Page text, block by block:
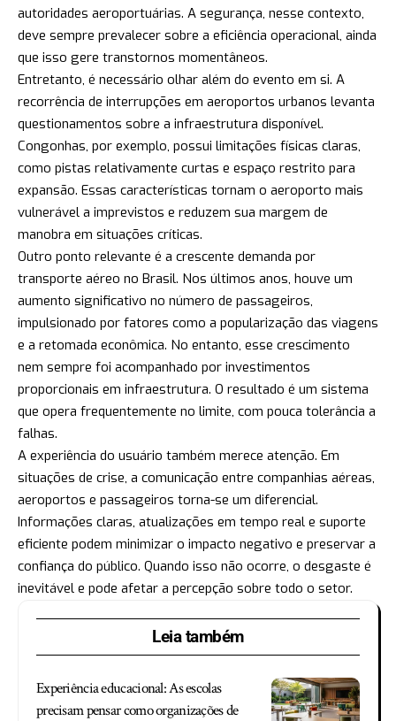
autoridades aeroportuárias. A segurança, nesse contexto,
deve sempre prevalecer sobre a eficiência operacional, ainda
que isso gere transtornos momentâneos.
Entretanto, é necessário olhar além do evento em si. A
recorrência de interrupções em aeroportos urbanos levanta
questionamentos sobre a infraestrutura disponível.
Congonhas, por exemplo, possui limitações físicas claras,
como pistas relativamente curtas e espaço restrito para
expansão. Essas características tornam o aeroporto mais
vulnerável a imprevistos e reduzem sua margem de
manobra em situações críticas.
Outro ponto relevante é a crescente demanda por
transporte aéreo no Brasil. Nos últimos anos, houve um
aumento significativo no número de passageiros,
impulsionado por fatores como a popularização das viagens
e a retomada econômica. No entanto, esse crescimento
nem sempre foi acompanhado por investimentos
proporcionais em infraestrutura. O resultado é um sistema
que opera frequentemente no limite, com pouca tolerância a
falhas.
A experiência do usuário também merece atenção. Em
situações de crise, a comunicação entre companhias aéreas,
aeroportos e passageiros torna-se um diferencial.
Informações claras, atualizações em tempo real e suporte
eficiente podem minimizar o impacto negativo e preservar a
confiança do público. Quando isso não ocorre, o desgaste é
inevitável e pode afetar a percepção sobre todo o setor.
Leia também
Experiência educacional: As escolas
precisam pensar como organizações de